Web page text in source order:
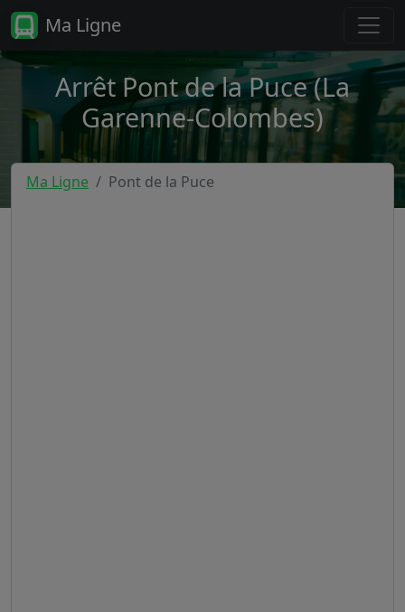
Ma Ligne
Arrêt Pont de la Puce (La
Garenne-Colombes)
Ma Ligne Pont de la Puce